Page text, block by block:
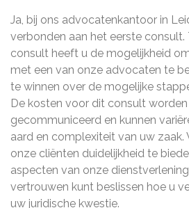
Ja, bij ons advocatenkantoor in
verbonden aan het eerste consult.
consult heeft u de mogelijkheid
met een van onze advocaten te
te winnen over de mogelijke
De kosten voor dit consult
gecommuniceerd en kunnen
aard en complexiteit van uw zaak.
onze cliënten duidelijkheid te
aspecten van onze
vertrouwen kunt beslissen hoe u
uw juridische kwestie.